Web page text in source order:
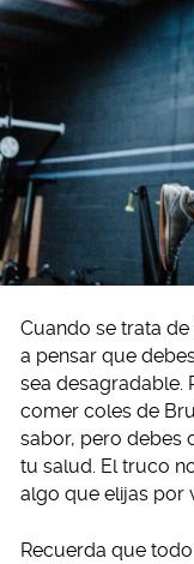
Cuando se trata
a pensar que
sea desagradable.
comer coles de
sabor, pero debes
tu salud. El truco
algo que elijas por
Recuerda que